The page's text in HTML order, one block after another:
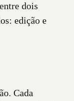
dois
edição e
Cada